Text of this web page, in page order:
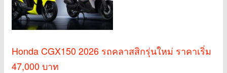
Honda CGX150 2026 รถคลาสสิกรุ่นใหม่ ราคาเริ่ม
47,000 บาท